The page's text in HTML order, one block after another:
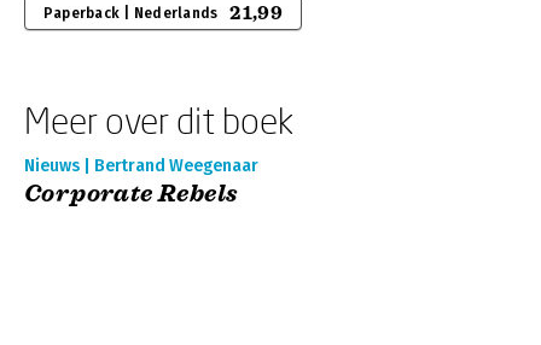
Paperback | Nederlands 21,99
Meer over dit boek
Nieuws | Bertrand Weegenaar
Corporate Rebels